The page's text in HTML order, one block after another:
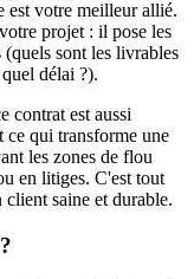
est votre meilleur allié.
projet : il pose les
sont les livrables
délai ?).
contrat est aussi
ce qui transforme une
les zones de flou
en litiges. C'est tout
saine et durable.